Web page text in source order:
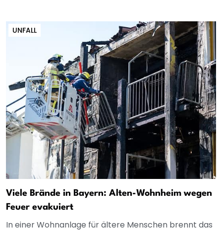
UNFALL
Viele Brände in Bayern: Alten-Wohnheim wegen
Feuer evakuiert
In einer Wohnanlage für ältere Menschen brennt das